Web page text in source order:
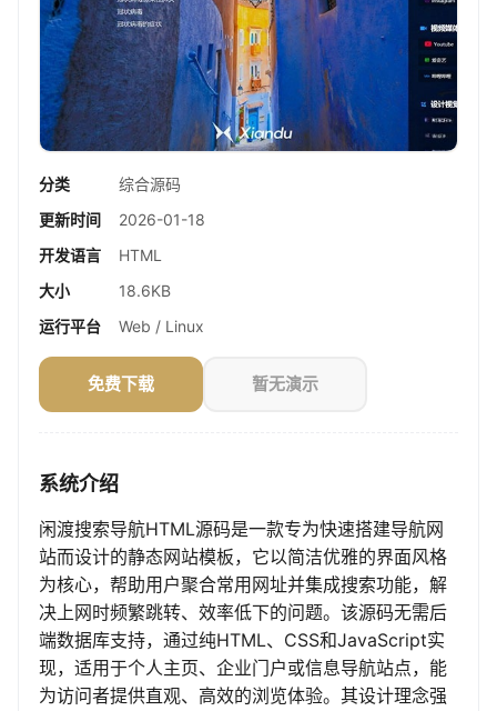
分类
综合源码
更新时间
2026-01-18
开发语言
HTML
大小
18.6KB
运行平台
Web / Linux
免费下载 暂无演示
系统介绍
闲渡搜索导航HTML源码是一款专为快速搭建导航网
站而设计的静态网站模板，它以简洁优雅的界面风格
为核心，帮助用户聚合常用网址并集成搜索功能，解
决上网时频繁跳转、效率低下的问题。该源码无需后
端数据库支持，通过纯HTML、CSS和JavaScript实
现，适用于个人主页、企业门户或信息导航站点，能
为访问者提供直观、高效的浏览体验。其设计理念强